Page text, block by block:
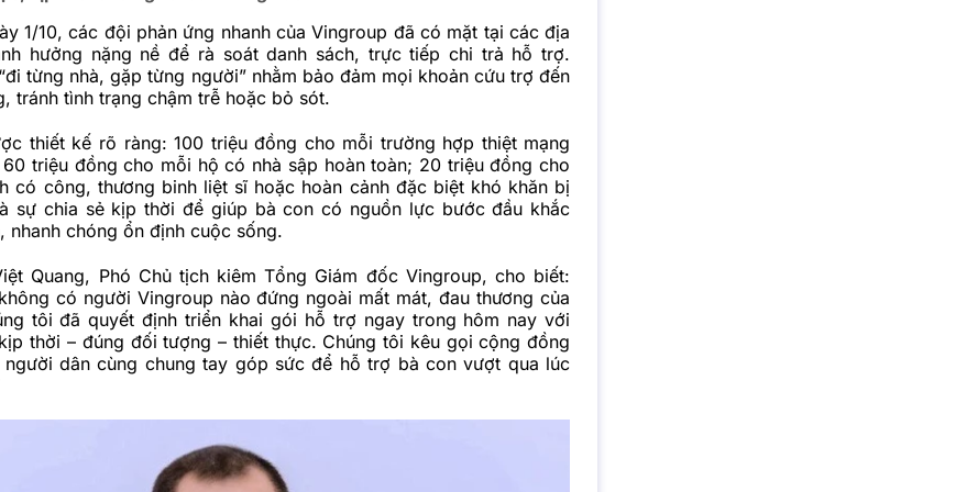
1/10, các đội phản ứng nhanh của Vingroup đã có mặt tại các địa
hưởng nặng nề để rà soát danh sách, trực tiếp chi trả hỗ trợ.
từng nhà, gặp từng người” nhằm bảo đảm mọi khoản cứu trợ đến
tránh tình trạng chậm trễ hoặc bỏ sót.
thiết kế rõ ràng: 100 triệu đồng cho mỗi trường hợp thiệt mạng
triệu đồng cho mỗi hộ có nhà sập hoàn toàn; 20 triệu đồng cho
có công, thương binh liệt sĩ hoặc hoàn cảnh đặc biệt khó khăn bị
sự chia sẻ kịp thời để giúp bà con có nguồn lực bước đầu khắc
nhanh chóng ổn định cuộc sống.
Quang, Phó Chủ tịch kiêm Tổng Giám đốc Vingroup, cho biết:
có người Vingroup nào đứng ngoài mất mát, đau thương của
tôi đã quyết định triển khai gói hỗ trợ ngay trong hôm nay với
thời – đúng đối tượng – thiết thực. Chúng tôi kêu gọi cộng đồng
người dân cùng chung tay góp sức để hỗ trợ bà con vượt qua lúc